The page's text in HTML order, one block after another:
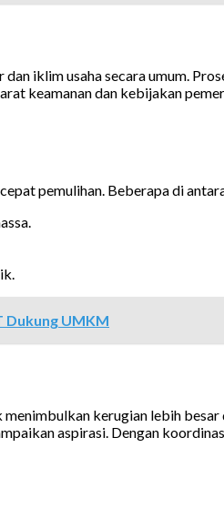
iklim usaha secara umum.
keamanan dan kebijakan
pemulihan. Beberapa di
Dukung UMKM
kerugian lebih
aspirasi. Dengan